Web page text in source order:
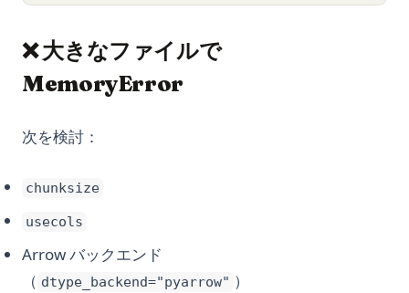
❌ 大きなファイルで
MemoryError
次を検討：
chunksize
usecols
Arrow バックエンド
（ dtype_backend="pyarrow" ）